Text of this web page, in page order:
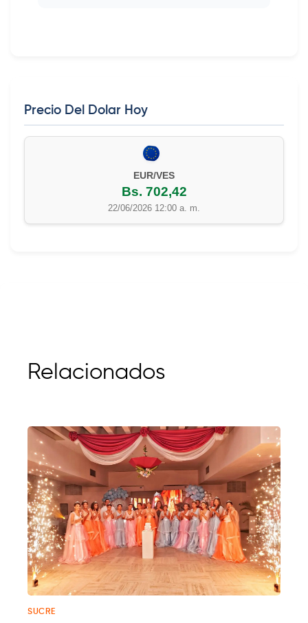
Precio Del Dolar Hoy
EUR/VES
Bs. 702,42
22/06/2026 12:00 a. m.
Relacionados
SUCRE